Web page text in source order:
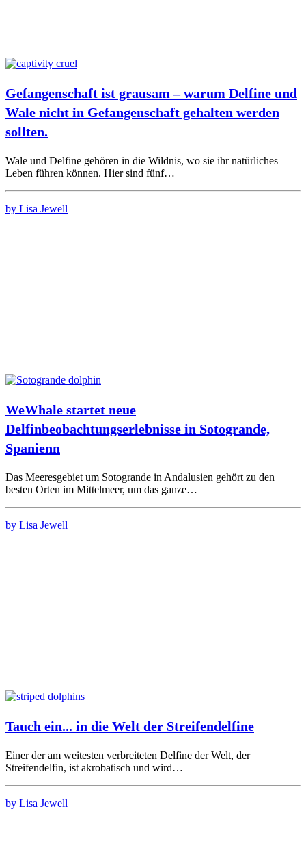
Gefangenschaft ist grausam – warum Delfine und
Wale nicht in Gefangenschaft gehalten werden
sollten.
Wale und Delfine gehören in die Wildnis, wo sie ihr natürliches
Leben führen können. Hier sind fünf…
by Lisa Jewell
WeWhale startet neue
Delfinbeobachtungserlebnisse in Sotogrande,
Spanienn
Das Meeresgebiet um Sotogrande in Andalusien gehört zu den
besten Orten im Mittelmeer, um das ganze…
by Lisa Jewell
Tauch ein... in die Welt der Streifendelfine
Einer der am weitesten verbreiteten Delfine der Welt, der
Streifendelfin, ist akrobatisch und wird…
by Lisa Jewell